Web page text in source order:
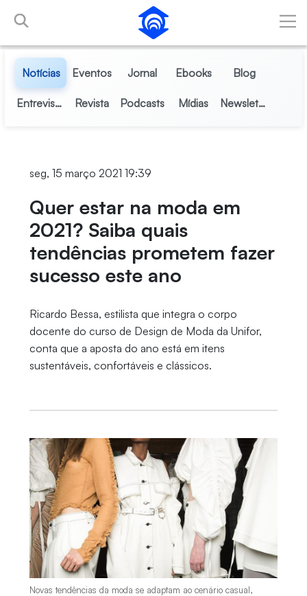
Pular para o Conteúdo principal
Notícias Eventos Jornal Ebooks Blog
Entrevistas Revista Podcasts Mídias Newsletter
seg, 15 março 2021 19:39
Quer estar na moda em
2021? Saiba quais
tendências prometem fazer
sucesso este ano
Ricardo Bessa, estilista que integra o corpo
docente do curso de Design de Moda da Unifor,
conta que a aposta do ano está em itens
sustentáveis, confortáveis e clássicos.
Novas tendências da moda se adaptam ao cenário casual,